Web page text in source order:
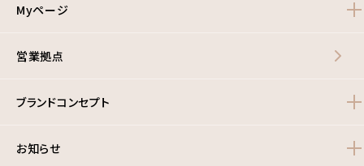
Myページ
営業拠点
ブランドコンセプト
お知らせ